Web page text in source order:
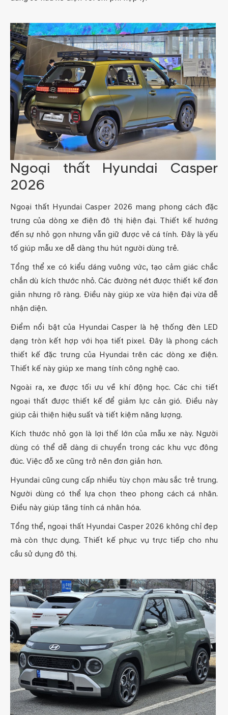
Ngoại thất Hyundai Casper
2026
Ngoại thất Hyundai Casper 2026 mang phong cách đặc
trưng của dòng xe điện đô thị hiện đại. Thiết kế hướng
đến sự nhỏ gọn nhưng vẫn giữ được vẻ cá tính. Đây là yếu
tố giúp mẫu xe dễ dàng thu hút người dùng trẻ.
Tổng thể xe có kiểu dáng vuông vức, tạo cảm giác chắc
chắn dù kích thước nhỏ. Các đường nét được thiết kế đơn
giản nhưng rõ ràng. Điều này giúp xe vừa hiện đại vừa dễ
nhận diện.
Điểm nổi bật của Hyundai Casper là hệ thống đèn LED
dạng tròn kết hợp với họa tiết pixel. Đây là phong cách
thiết kế đặc trưng của Hyundai trên các dòng xe điện.
Thiết kế này giúp xe mang tính công nghệ cao.
Ngoài ra, xe được tối ưu về khí động học. Các chi tiết
ngoại thất được thiết kế để giảm lực cản gió. Điều này
giúp cải thiện hiệu suất và tiết kiệm năng lượng.
Kích thước nhỏ gọn là lợi thế lớn của mẫu xe này. Người
dùng có thể dễ dàng di chuyển trong các khu vực đông
đúc. Việc đỗ xe cũng trở nên đơn giản hơn.
Hyundai cũng cung cấp nhiều tùy chọn màu sắc trẻ trung.
Người dùng có thể lựa chọn theo phong cách cá nhân.
Điều này giúp tăng tính cá nhân hóa.
Tổng thể, ngoại thất Hyundai Casper 2026 không chỉ đẹp
mà còn thực dụng. Thiết kế phục vụ trực tiếp cho nhu
cầu sử dụng đô thị.